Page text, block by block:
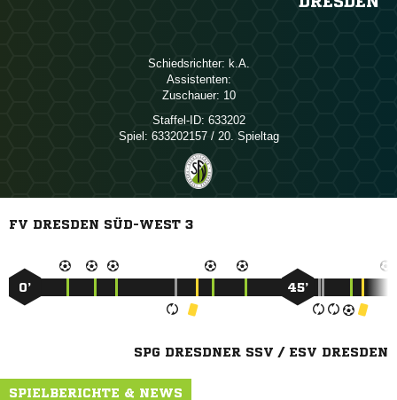
Schiedsrichter: 
Assistenten:
Zuschauer: 10
Staffel-ID: 633202
Spiel: 633202157 / 20. Spieltag
FV DRESDEN SÜD-WEST 3
0’ 45’
SPG DRESDNER SSV / ESV DRESDEN
SPIELBERICHTE & NEWS